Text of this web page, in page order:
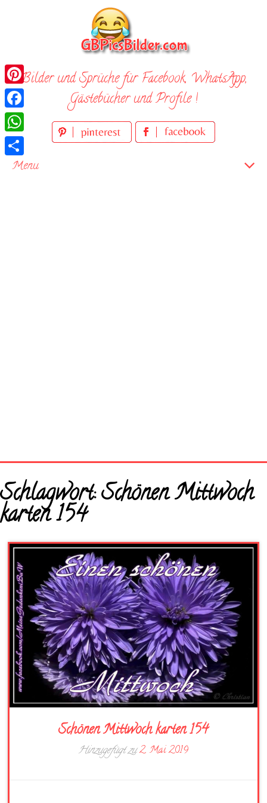
Bilder und Sprüche für Facebook, WhatsApp,
Gästebücher und Profile !
Menu
Startseite
Neue Bilder
Schlagwort:Schönen Mittwoch
karten 154
Schönen Mittwoch karten 154
Hinzugefügt zu2. Mai 2019
Pinterest
Facebook
WhatsApp
Teilen